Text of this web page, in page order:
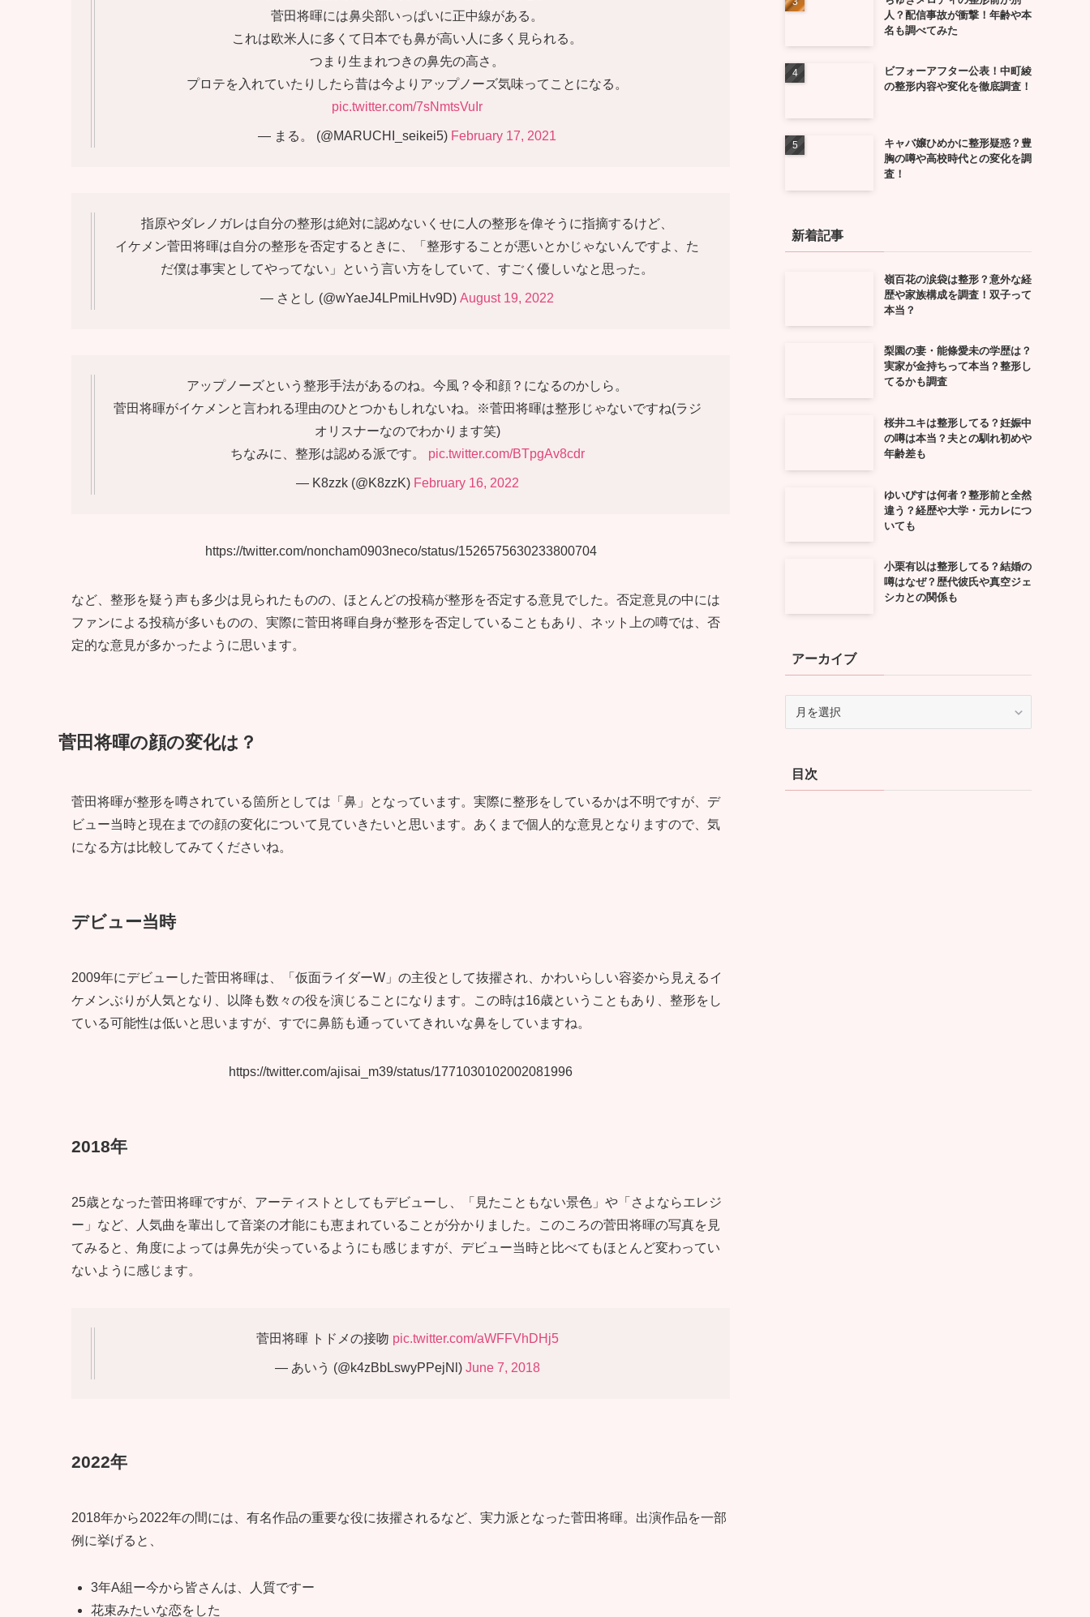
菅田将暉には鼻尖部いっぱいに正中線がある。
これは欧米人に多くて日本でも鼻が高い人に多く見られる。
つまり生まれつきの鼻先の高さ。
プロテを入れていたりしたら昔は今よりアップノーズ気味ってことになる。
pic.twitter.com/7sNmtsVuIr
— まる。 (@MARUCHI_seikei5) February 17, 2021
指原やダレノガレは自分の整形は絶対に認めないくせに人の整形を偉そうに指摘するけど、
イケメン菅田将暉は自分の整形を否定するときに、「整形することが悪いとかじゃないんですよ、た
だ僕は事実としてやってない」という言い方をしていて、すごく優しいなと思った。
— さとし (@wYaeJ4LPmiLHv9D) August 19, 2022
アップノーズという整形手法があるのね。今風？令和顔？になるのかしら。
菅田将暉がイケメンと言われる理由のひとつかもしれないね。※菅田将暉は整形じゃないですね(ラジ
オリスナーなのでわかります笑)
ちなみに、整形は認める派です。 pic.twitter.com/BTpgAv8cdr
— K8zzk (@K8zzK) February 16, 2022
https://twitter.com/noncham0903neco/status/1526575630233800704
など、整形を疑う声も多少は見られたものの、ほとんどの投稿が整形を否定する意見でした。否定意見の中には
ファンによる投稿が多いものの、実際に菅田将暉自身が整形を否定していることもあり、ネット上の噂では、否
定的な意見が多かったように思います。
菅田将暉の顔の変化は？
菅田将暉が整形を噂されている箇所としては「鼻」となっています。実際に整形をしているかは不明ですが、デ
ビュー当時と現在までの顔の変化について見ていきたいと思います。あくまで個人的な意見となりますので、気
になる方は比較してみてくださいね。
デビュー当時
2009年にデビューした菅田将暉は、「仮面ライダーW」の主役として抜擢され、かわいらしい容姿から見えるイ
ケメンぶりが人気となり、以降も数々の役を演じることになります。この時は16歳ということもあり、整形をし
ている可能性は低いと思いますが、すでに鼻筋も通っていてきれいな鼻をしていますね。
https://twitter.com/ajisai_m39/status/1771030102002081996
2018年
25歳となった菅田将暉ですが、アーティストとしてもデビューし、「見たこともない景色」や「さよならエレジ
ー」など、人気曲を輩出して音楽の才能にも恵まれていることが分かりました。このころの菅田将暉の写真を見
てみると、角度によっては鼻先が尖っているようにも感じますが、デビュー当時と比べてもほとんど変わってい
ないように感じます。
菅田将暉 トドメの接吻 pic.twitter.com/aWFFVhDHj5
— あいう (@k4zBbLswyPPejNl) June 7, 2018
2022年
2018年から2022年の間には、有名作品の重要な役に抜擢されるなど、実力派となった菅田将暉。出演作品を一部
例に挙げると、
3年A組ー今から皆さんは、人質ですー
花束みたいな恋をした
人？配信事故が衝撃！年齢や本
名も調べてみた
ビフォーアフター公表！中町綾
の整形内容や変化を徹底調査！
キャバ嬢ひめかに整形疑惑？豊
胸の噂や高校時代との変化を調
査！
新着記事
嶺百花の涙袋は整形？意外な経
歴や家族構成を調査！双子って
本当？
梨園の妻・能條愛未の学歴は？
実家が金持ちって本当？整形し
てるかも調査
桜井ユキは整形してる？妊娠中
の噂は本当？夫との馴れ初めや
年齢差も
ゆいぴすは何者？整形前と全然
違う？経歴や大学・元カレにつ
いても
小栗有以は整形してる？結婚の
噂はなぜ？歴代彼氏や真空ジェ
シカとの関係も
アーカイブ
ブ目次